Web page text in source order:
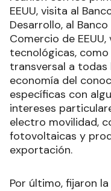
EEUU, visita al
Desarrollo, al
Comercio de
tecnológicas,
transversal a todas
economía del
específicas con
intereses
electro movilidad,
fotovoltaicas y
exportación.
Por último, fijaron